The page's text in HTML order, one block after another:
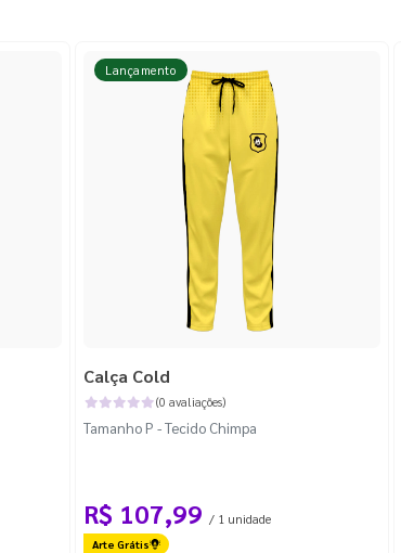
Lançamento
Calça Cold
(0 avaliações)
Tamanho P - Tecido Chimpa
R$ 107,99 / 1 unidade
Arte Grátis